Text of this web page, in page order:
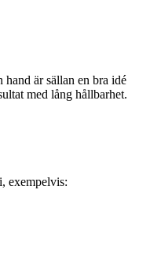
hand är sällan en bra idé
med lång hållbarhet.
exempelvis: